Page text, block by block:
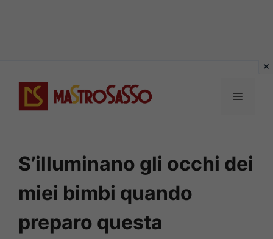
contenuto
MENU
S’illuminano gli occhi dei
miei bimbi quando
preparo questa